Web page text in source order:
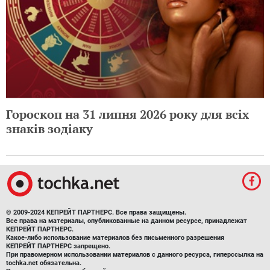
Гороскоп на 31 липня 2026 року для всіх
знаків зодіаку
© 2009-2024 КЕПРЕЙТ ПАРТНЕРС. Все права защищены.
Все права на материалы, опубликованные на данном ресурсе, принадлежат
КЕПРЕЙТ ПАРТНЕРС.
Какое-либо использование материалов без письменного разрешения
КЕПРЕЙТ ПАРТНЕРС запрещено.
При правомерном использовании материалов с данного ресурса, гиперссылка на
tochka.net обязательна.